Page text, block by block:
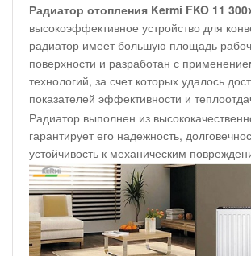
Радиатор отопления Kermi FKO 11
высокоэффективное устройство для
радиатор имеет большую площадь
поверхности и разработан с
технологий, за счет которых удалось
показателей эффективности и
Радиатор выполнен из
гарантирует его надежность,
устойчивость к механическим